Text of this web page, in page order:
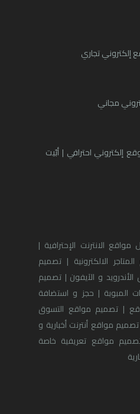
إلكتروني تجاري
مجاني
إلكتروني احترافي | أبّيت
الانترنت الإحترافية |
الالكترونية | تصميم
الأندرويد و الآيفون | تصميم
المبوبة | حجز و استضافة
| تصميم مواقع التسوق
مواقع أنترنت أخبارية و
مواقع تعريفية خاصة